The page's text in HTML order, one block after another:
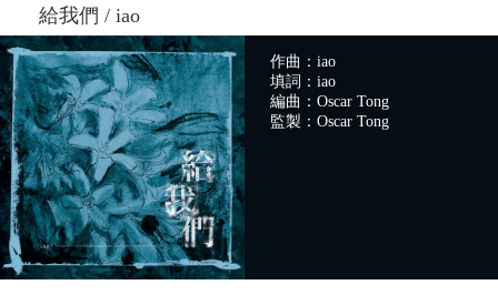
給我們 / iao
作曲：iao
填詞：iao
編曲：Oscar Tong
監製：Oscar Tong